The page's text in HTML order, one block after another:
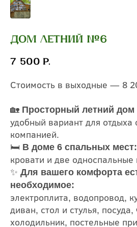
Дом летний №6
7 500 р.
Стоимость в выходные — 8
🏡 Просторный летний дом
удобный вариант для отдыха
компанией.
🛏 В доме 6 спальных мест:
кровати и две односпальные
✨ Для вашего комфорта
необходимое:
электроплита, водопровод,
диван, стол и стулья, посуда,
холодильник, постельные